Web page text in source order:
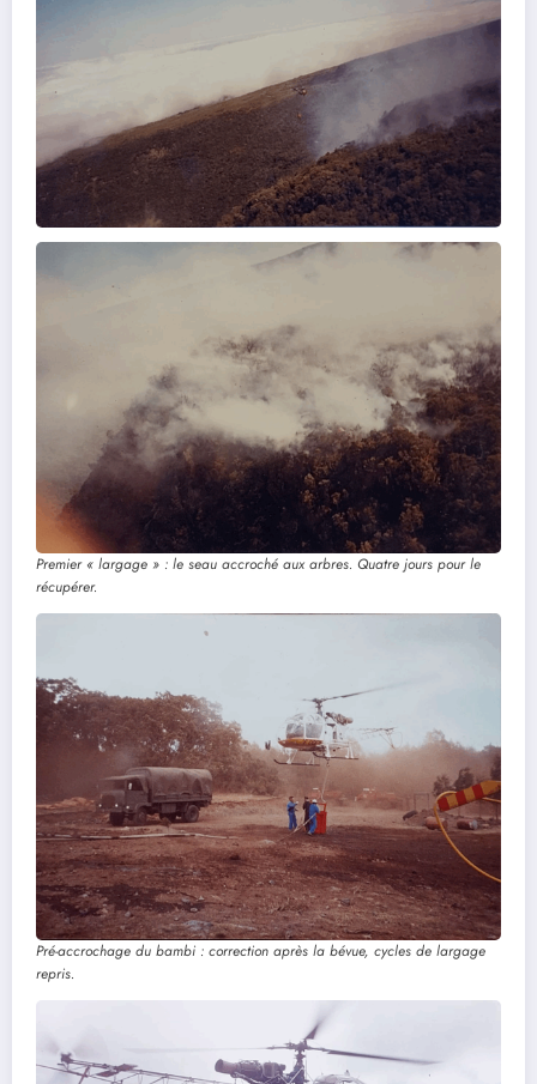
Premier « largage » : le seau accroché aux arbres. Quatre jours pour le
récupérer.
Pré-accrochage du bambi : correction après la bévue, cycles de largage
repris.